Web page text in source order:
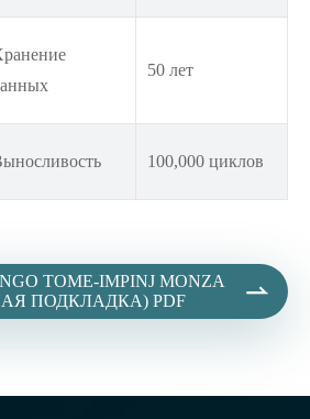
50 лет
100,000 циклов
TOME-IMPINJ MONZA
ПОДКЛАДКА) PDF
